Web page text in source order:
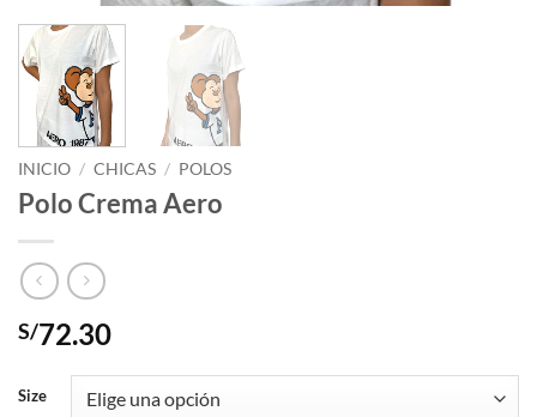
INICIO / CHICAS / POLOS
Polo Crema Aero
S/72.30
Size